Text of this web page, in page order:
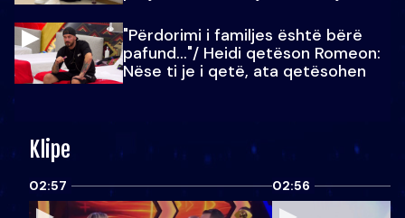
"Përdorimi i familjes është bërë
pafund…"/ Heidi qetëson Romeon:
Nëse ti je i qetë, ata qetësohen
Klipe
02:57 02:56